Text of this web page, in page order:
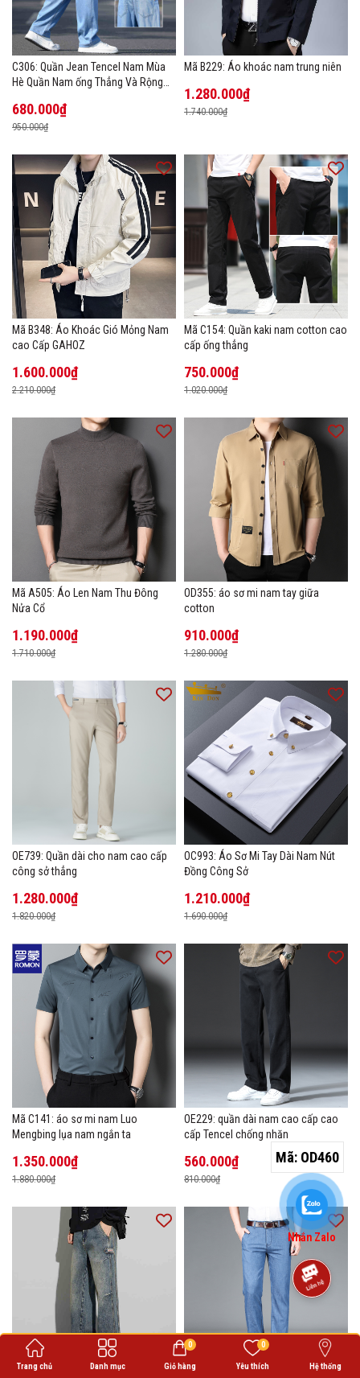
Mã: OD460
C306: Quần Jean Tencel Nam Mùa
Hè Quần Nam ống Thẳng Và Rộng
680.000₫
950.000₫
Mã B229: Áo khoác nam trung niên
1.280.000₫
1.740.000₫
Mã B348: Áo Khoác Gió Mỏng Nam
cao Cấp GAHOZ
1.600.000₫
2.210.000₫
Mã C154: Quần kaki nam cotton cao
cấp ống thẳng
750.000₫
1.020.000₫
Mã A505: Áo Len Nam Thu Đông
Nửa Cổ
1.190.000₫
1.710.000₫
OD355: áo sơ mi nam tay giữa
cotton
910.000₫
1.280.000₫
OE739: Quần dài cho nam cao cấp
công sở thẳng
1.280.000₫
1.820.000₫
OC993: Áo Sơ Mi Tay Dài Nam Nút
Đồng Công Sở
1.210.000₫
1.690.000₫
Mã C141: áo sơ mi nam Luo
Mengbing lụa nam ngắn ta
1.350.000₫
1.880.000₫
OE229: quần dài nam cao cấp cao
cấp Tencel chống nhăn
560.000₫
810.000₫
Trang chủ Danh mục Giỏ hàng
0
Yêu thích
0
Hệ thống
Nhắn Zalo